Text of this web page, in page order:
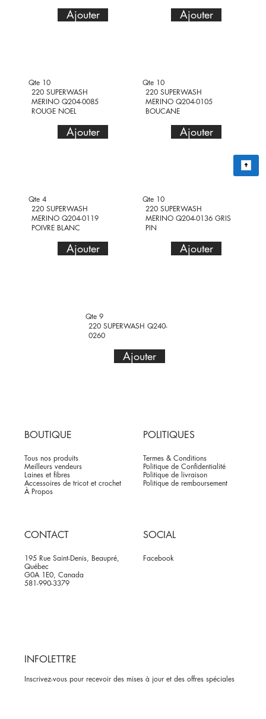
Ajouter Ajouter
Qte 10
220 SUPERWASH
MERINO Q204-0085
ROUGE NOEL
Ajouter
Qte 10
220 SUPERWASH
MERINO Q204-0105
BOUCANE
Ajouter
Qte 4
220 SUPERWASH
MERINO Q204-0119
POIVRE BLANC
Ajouter
Qte 10
220 SUPERWASH
MERINO Q204-0136 GRIS
PIN
Ajouter
Qte 9
220 SUPERWASH Q240-
0260
Ajouter
BOUTIQUE
Tous nos produits
Meilleurs vendeurs
Laines et fibres
Accessoires de tricot et crochet
À Propos
POLITIQUES
Termes & Conditions
Politique de Confidentialité
Politique de livraison
Politique de remboursement
CONTACT
195 Rue Saint-Denis, Beaupré,
Québec
G0A 1E0, Canada
581-990-3379
SOCIAL
Facebook
INFOLETTRE
Inscrivez-vous pour recevoir des mises à jour et des offres spéciales